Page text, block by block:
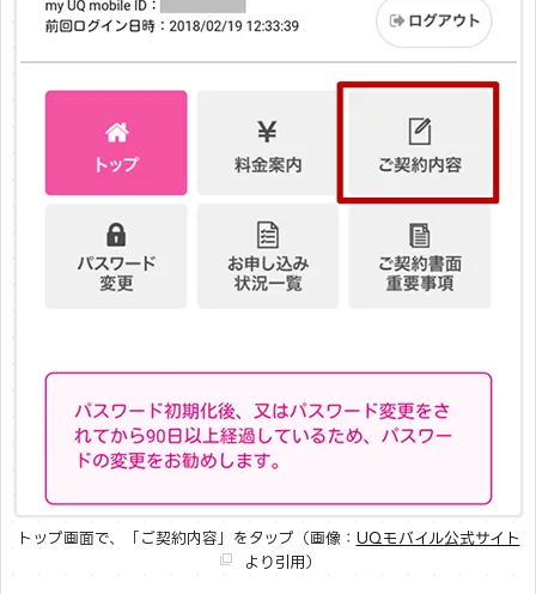
トップ画面で、「ご契約内容」をタップ（画像： UQモバイル公式サイト
より引用）